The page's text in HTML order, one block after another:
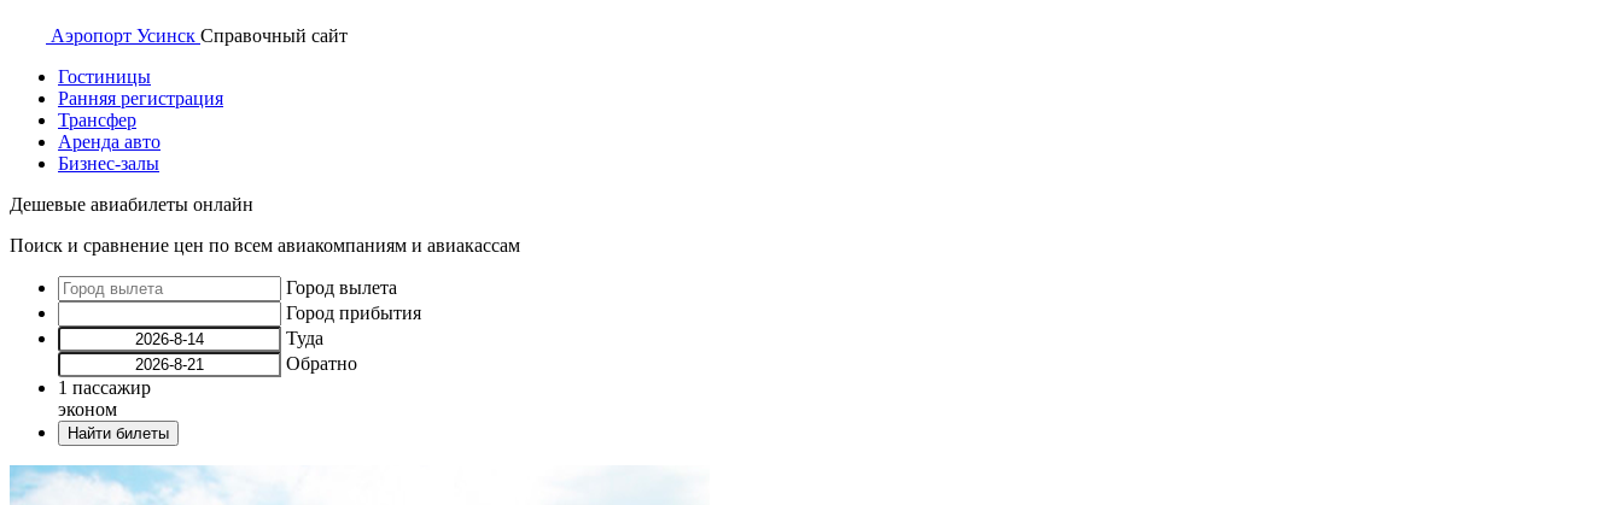
Аэропорт Усинск Справочный сайт
Гостиницы
Ранняя регистрация
Трансфер
Аренда авто
Бизнес-залы
Дешевые авиабилеты онлайн
Поиск и сравнение цен по всем авиакомпаниям и авиакассам
Город вылета
Город прибытия
Туда
Обратно
1 пассажир
эконом
Найти билеты